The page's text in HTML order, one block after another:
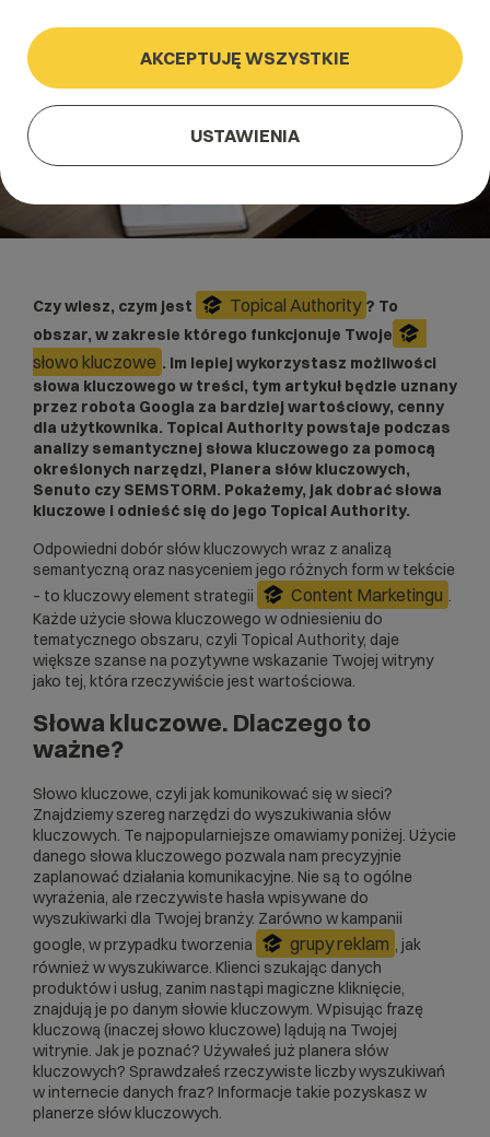
Czy wiesz, czym jest Topical Authority ? To
obszar, w zakresie którego funkcjonuje Twoje
słowo kluczowe . Im lepiej wykorzystasz możliwości
słowa kluczowego w treści, tym artykuł będzie uznany
przez robota Googla za bardziej wartościowy, cenny
dla użytkownika. Topical Authority powstaje podczas
analizy semantycznej słowa kluczowego za pomocą
określonych narzędzi, Planera słów kluczowych,
Senuto czy SEMSTORM. Pokażemy, jak dobrać słowa
kluczowe i odnieść się do jego Topical Authority.
Odpowiedni dobór słów kluczowych wraz z analizą
semantyczną oraz nasyceniem jego różnych form w tekście
– to kluczowy element strategii
Content Marketingu .
Każde użycie słowa kluczowego w odniesieniu do
tematycznego obszaru, czyli Topical Authority, daje
większe szanse na pozytywne wskazanie Twojej witryny
jako tej, która rzeczywiście jest wartościowa.
Słowa kluczowe. Dlaczego to
ważne?
Słowo kluczowe, czyli jak komunikować się w sieci?
Znajdziemy szereg narzędzi do wyszukiwania słów
kluczowych. Te najpopularniejsze omawiamy poniżej. Użycie
danego słowa kluczowego pozwala nam precyzyjnie
zaplanować działania komunikacyjne. Nie są to ogólne
wyrażenia, ale rzeczywiste hasła wpisywane do
wyszukiwarki dla Twojej branży. Zarówno w kampanii
google, w przypadku tworzenia
grupy reklam , jak
również w wyszukiwarce. Klienci szukając danych
produktów i usług, zanim nastąpi magiczne kliknięcie,
znajdują je po danym słowie kluczowym. Wpisując frazę
kluczową (inaczej słowo kluczowe) lądują na Twojej
witrynie. Jak je poznać? Używałeś już planera słów
kluczowych? Sprawdzałeś rzeczywiste liczby wyszukiwań
w internecie danych fraz? Informacje takie pozyskasz w
planerze słów kluczowych.
AKCEPTUJĘ WSZYSTKIE
USTAWIENIA